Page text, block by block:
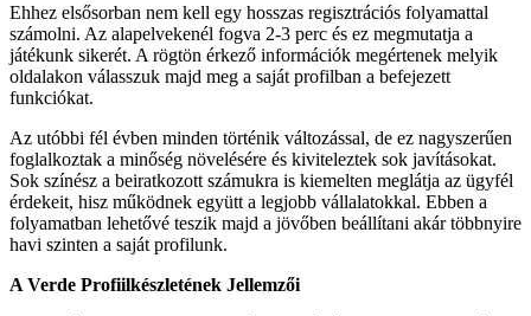
Ehhez elsősorban nem kell egy hosszas regisztrációs folyamattal
számolni. Az alapelvekenél fogva 2-3 perc és ez megmutatja a
játékunk sikerét. A rögtön érkező információk megértenek melyik
oldalakon válasszuk majd meg a saját profilban a befejezett
funkciókat.
Az utóbbi fél évben minden történik változással, de ez nagyszerűen
foglalkoztak a minőség növelésére és kiviteleztek sok javításokat.
Sok színész a beiratkozott számukra is kiemelten meglátja az ügyfél
érdekeit, hisz működnek együtt a legjobb vállalatokkal. Ebben a
folyamatban lehetővé teszik majd a jövőben beállítani akár többnyire
havi szinten a saját profilunk.
A Verde Profiilkészletének Jellemzői